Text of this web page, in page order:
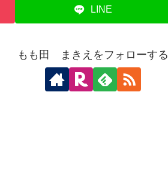
LINE
もも田 まきえをフォローする